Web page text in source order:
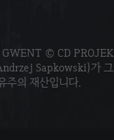
© CD
Sapkowski)가
주의 재산입니다.